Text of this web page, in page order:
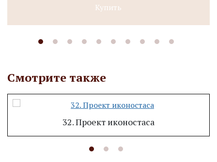
Купить
Смотрите также
32. Проект иконостаса